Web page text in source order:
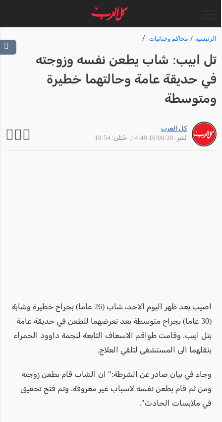
الرئيسية محاكم وجنائيات
تل ابيب: شاب يطعن نفسه وزوجته
في حديقة عامة وحالتهما خطيرة
ومتوسطة
كل العرب
نُشر: 16/08/20 14:49
, حُتلن: 19:54
اصيب بعد ظهر اليوم الاحد، شاب (26 عاما) بجراح خطيرة وشابة
(30 عاما) بجراح متوسطة بعد تعرضهما للطعن في حديقة عامة
بتل ابيب. وقامت طواقم الاسعاف التابعة لنجمة داوود الحمراء
بنقلهما الى المستشفى لتلقي العلاج.
وجاء في بيان صادر عن الشرطة:" ان الشاب قام بطعن زوجته
ومن ثم قام بطعن نفسه لاسباب غير معروفة. وتم فتح تحقيق
في ملابسات الحادث".